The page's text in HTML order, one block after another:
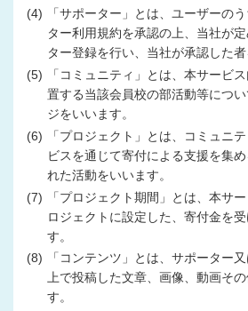
(4)
「サポーター」とは、ユーザーの
ター利用規約を承認の上、当社が
ター登録を行い、当社が承認した者
(5)
「コミュニティ」とは、本サービ
置する当該会員校の部活動等につ
ジをいいます。
(6)
「プロジェクト」とは、コミュニ
ビスを通じて寄付による支援を集
れた活動をいいます。
(7)
「プロジェクト期間」とは、本サ
ロジェクトに設定した、寄付金を
す。
(8)
「コンテンツ」とは、サポーター
上で投稿した文章、画像、動画そ
す。